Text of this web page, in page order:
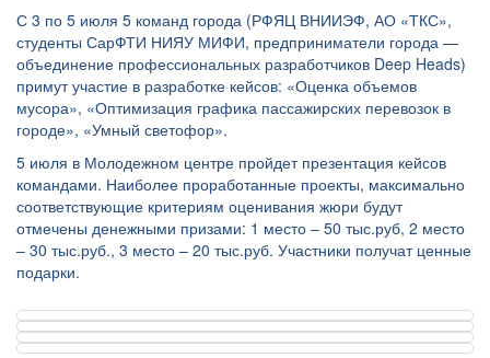
С 3 по 5 июля 5 команд города (РФЯЦ ВНИИЭФ, АО «ТКС»,
студенты СарФТИ НИЯУ МИФИ, предприниматели города —
объединение профессиональных разработчиков Deep Heads)
примут участие в разработке кейсов: «Оценка объемов
мусора», «Оптимизация графика пассажирских перевозок в
городе», «Умный светофор».
5 июля в Молодежном центре пройдет презентация кейсов
командами. Наиболее проработанные проекты, максимально
соответствующие критериям оценивания жюри будут
отмечены денежными призами: 1 место – 50 тыс.руб, 2 место
– 30 тыс.руб., 3 место – 20 тыс.руб. Участники получат ценные
подарки.